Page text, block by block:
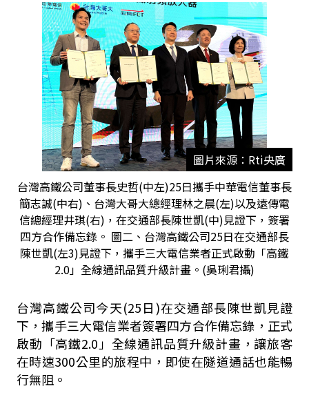
圖片來源：Rti央廣
台灣高鐵公司董事長史哲(中左)25日攜手中華電信董事長
簡志誠(中右)、台灣大哥大總經理林之晨(左)以及遠傳電
信總經理井琪(右)，在交通部長陳世凱(中)見證下，簽署
四方合作備忘錄。 圖二、台灣高鐵公司25日在交通部長
陳世凱(左3)見證下，攜手三大電信業者正式啟動「高鐵
2.0」全線通訊品質升級計畫。(吳琍君攝)
台灣高鐵公司今天(25日 )在交通部長陳世凱見證
下，攜手三大電信業者簽署四方合作備忘錄，正式
啟動「高鐵2.0 」全線通訊品質升級計畫，讓旅客
在時速300公里的旅程中，即使在隧道通話也能暢
行無阻。